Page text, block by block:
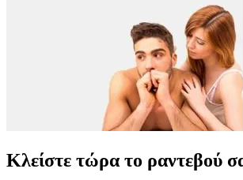
Κλείστε τώρα το ραντεβού